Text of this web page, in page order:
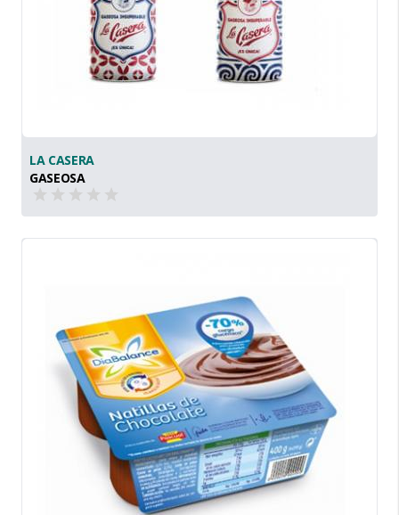
LA CASERA
GASEOSA